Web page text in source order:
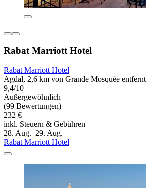
Rabat Marriott Hotel
Rabat Marriott Hotel
Agdal, 2,6 km von Grande Mosquée entfernt
9,4/10
Außergewöhnlich
(99 Bewertungen)
232 €
inkl. Steuern & Gebühren
28. Aug.–29. Aug.
Rabat Marriott Hotel